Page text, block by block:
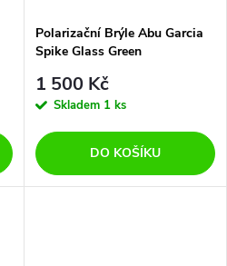
Polarizační Brýle Abu Garcia
Spike Glass Green
1 500 Kč
Skladem 1 ks
DO KOŠÍKU